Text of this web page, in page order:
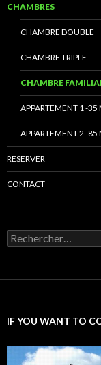
CHAMBRES
CHAMBRE DOUBLE
CHAMBRE TRIPLE
CHAMBRE
APPARTEMENT 1 -35
APPARTEMENT 2- 85
RESERVER
CONTACT
Rechercher :
IF YOU WANT TO